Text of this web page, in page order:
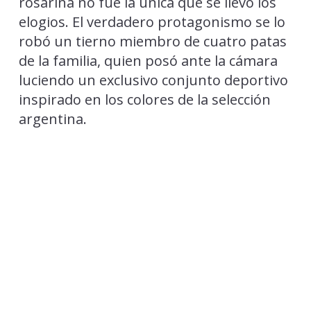
elogios. El verdadero protagonismo se lo
robó un tierno miembro de cuatro patas
de la familia, quien posó ante la cámara
luciendo un exclusivo conjunto deportivo
inspirado en los colores de la selección
argentina.